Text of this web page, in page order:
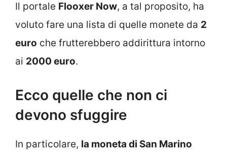
Il portale Flooxer Now, a tal proposito, ha
voluto fare una lista di quelle monete da 2
euro che frutterebbero addirittura intorno
ai 2000 euro.
Ecco quelle che non ci
devono sfuggire
In particolare, la moneta di San Marino